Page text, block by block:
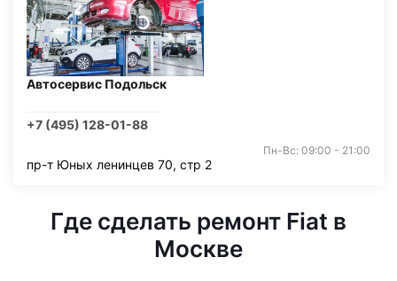
Автосервис Подольск
+7 (495) 128-01-88
Пн-Вс: 09:00 - 21:00
пр-т Юных ленинцев 70, стр 2
Где сделать ремонт Fiat в
Москве